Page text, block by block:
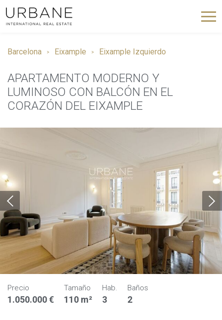
Barcelona Eixample Eixample Izquierdo
APARTAMENTO MODERNO Y
LUMINOSO CON BALCÓN EN EL
CORAZÓN DEL EIXAMPLE
Precio
1.050.000 €
Tamaño
110 m²
Hab.
3
Baños
2